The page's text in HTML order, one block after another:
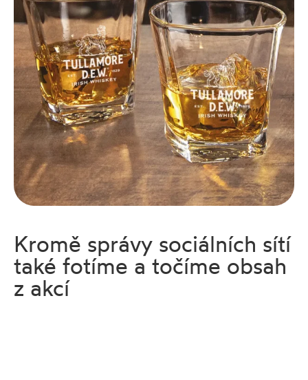
Kromě správy sociálních sítí
také fotíme a točíme obsah
z akcí